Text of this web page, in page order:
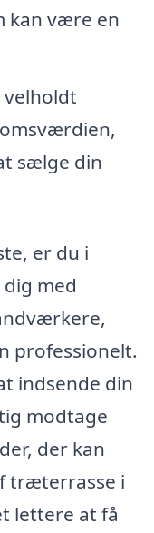
kan være en
velholdt
sælge din
er du i
med
professionelt.
indsende din
modtage
der kan
træterrasse i
lettere at få